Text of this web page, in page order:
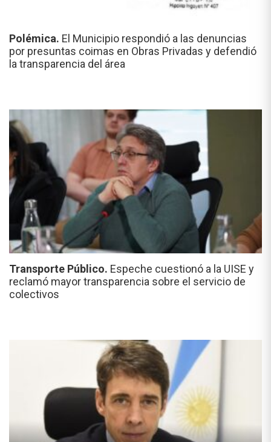
Polémica. El Municipio respondió a las denuncias
por presuntas coimas en Obras Privadas y defendió
la transparencia del área
Transporte Público. Espeche cuestionó a la UISE y
reclamó mayor transparencia sobre el servicio de
colectivos